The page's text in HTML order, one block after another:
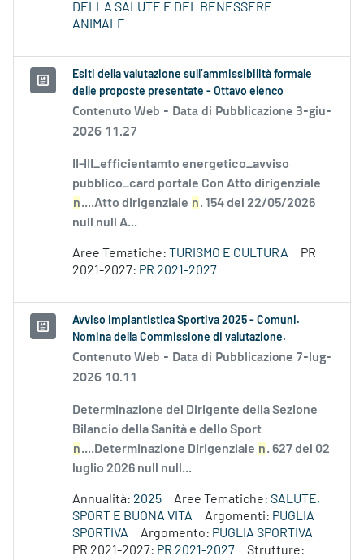
DELLA SALUTE E DEL BENESSERE
ANIMALE
Esiti della valutazione sull’ammissibilità formale
delle proposte presentate - Ottavo elenco
Contenuto Web - Data di Pubblicazione 3-giu-
2026 11.27
II-III_efficientamto energetico_avviso
pubblico_card portale Con Atto dirigenziale
n....Atto dirigenziale n. 154 del 22/05/2026
null null A...
Aree Tematiche: TURISMO E CULTURA
PR
2021-2027: PR 2021-2027
Avviso Impiantistica Sportiva 2025 - Comuni.
Nomina della Commissione di valutazione.
Contenuto Web - Data di Pubblicazione 7-lug-
2026 10.11
Determinazione del Dirigente della Sezione
Bilancio della Sanità e dello Sport
n....Determinazione Dirigenziale n. 627 del 02
luglio 2026 null null...
Annualità: 2025 Aree Tematiche: SALUTE,
SPORT E BUONA VITA
Argomenti: PUGLIA
SPORTIVA
Argomento: PUGLIA SPORTIVA
PR 2021-2027: PR 2021-2027
Strutture: